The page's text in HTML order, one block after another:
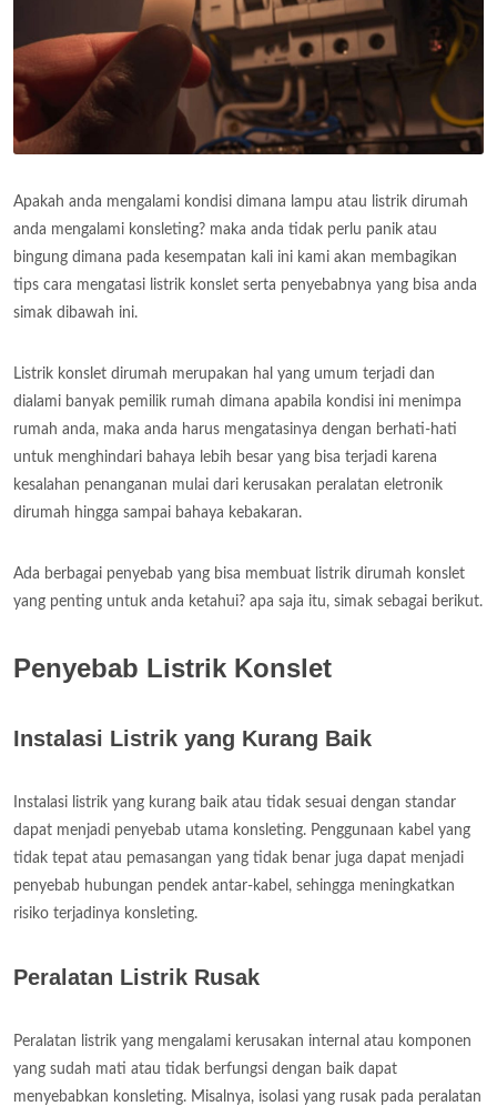
Apakah anda mengalami kondisi dimana lampu atau listrik dirumah
anda mengalami konsleting? maka anda tidak perlu panik atau
bingung dimana pada kesempatan kali ini kami akan membagikan
tips cara mengatasi listrik konslet serta penyebabnya yang bisa anda
simak dibawah ini.
Listrik konslet dirumah merupakan hal yang umum terjadi dan
dialami banyak pemilik rumah dimana apabila kondisi ini menimpa
rumah anda, maka anda harus mengatasinya dengan berhati-hati
untuk menghindari bahaya lebih besar yang bisa terjadi karena
kesalahan penanganan mulai dari kerusakan peralatan eletronik
dirumah hingga sampai bahaya kebakaran.
Ada berbagai penyebab yang bisa membuat listrik dirumah konslet
yang penting untuk anda ketahui? apa saja itu, simak sebagai berikut.
Penyebab Listrik Konslet
Instalasi Listrik yang Kurang Baik
Instalasi listrik yang kurang baik atau tidak sesuai dengan standar
dapat menjadi penyebab utama konsleting. Penggunaan kabel yang
tidak tepat atau pemasangan yang tidak benar juga dapat menjadi
penyebab hubungan pendek antar-kabel, sehingga meningkatkan
risiko terjadinya konsleting.
Peralatan Listrik Rusak
Peralatan listrik yang mengalami kerusakan internal atau komponen
yang sudah mati atau tidak berfungsi dengan baik dapat
menyebabkan konsleting. Misalnya, isolasi yang rusak pada peralatan